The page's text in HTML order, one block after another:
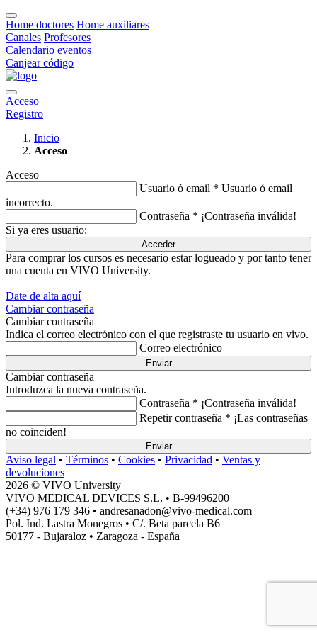
Home doctores Home auxiliares
Canales Profesores
Calendario eventos
Canjear código
Acceso
Registro
Inicio
Acceso
Acceso
Usuario ó email * Usuario ó email
incorrecto.
Contraseña * ¡Contraseña inválida!
Si ya eres usuario:
Acceder
Para comprar los cursos es necesario estar logueado y por tanto tener
una cuenta en VIVO University.
Date de alta aquí
Cambiar contraseña
Cambiar contraseña
Indica el correo electrónico con el que registraste tu usuario en vivo.
Correo electrónico
Enviar
Cambiar contraseña
Introduzca la nueva contraseña.
Contraseña * ¡Contraseña inválida!
Repetir contraseña * ¡Las contraseñas
no coinciden!
Enviar
Aviso legal • Términos • Cookies • Privacidad • Ventas y
devoluciones
2026 © VIVO University
VIVO MEDICAL DEVICES S.L. • B-99496200
(+34) 976 179 346 • andresanadon@vivo-medical.com
Pol. Ind. Lastra Monegros • C/. Beta parcela B6
50177 - Bujaraloz • Zaragoza - España